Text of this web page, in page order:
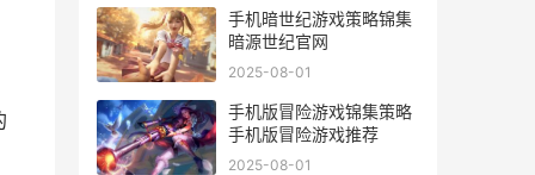
手机暗世纪游戏策略锦集
暗源世纪官网
2025-08-01
手机版冒险游戏锦集策略
手机版冒险游戏推荐
2025-08-01